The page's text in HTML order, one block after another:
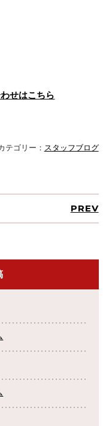
せはこちら
スタッフブログ
PREV